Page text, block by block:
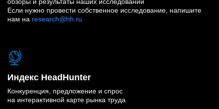
Если нужно провести собственное исследование, напишите
нам на research@hh.ru
Индекс HeadHunter
Конкуренция, предложение и спрос
на интерактивной карте рынка труда